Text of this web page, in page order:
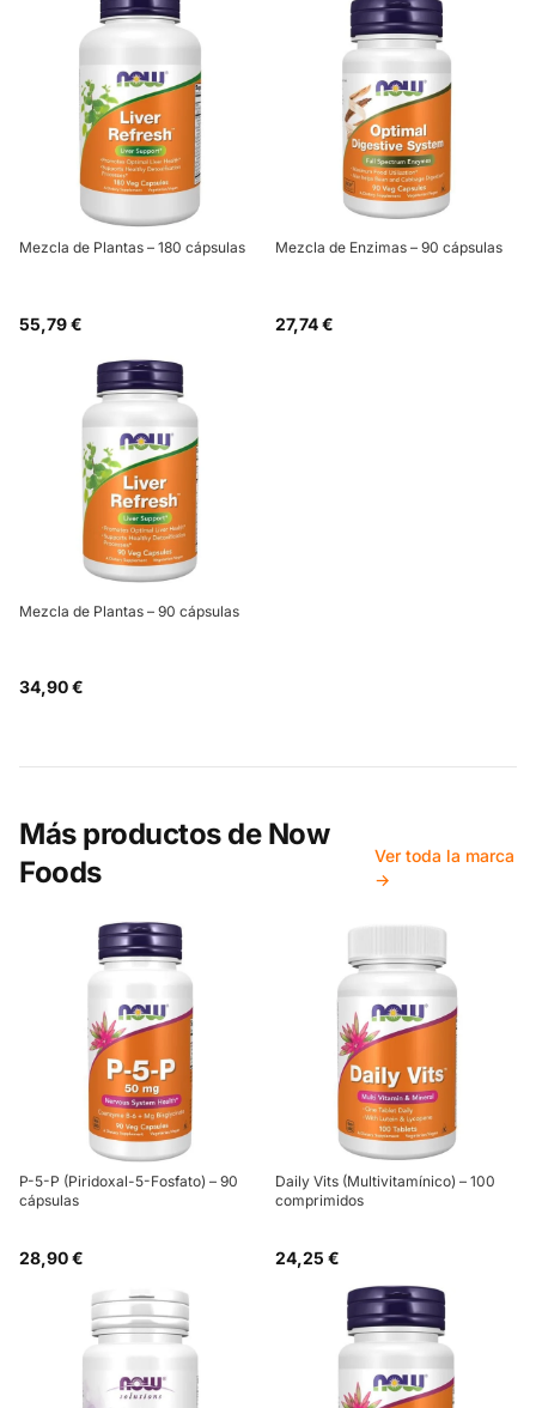
Mezcla de Plantas – 180 cápsulas
55,79 €
Mezcla de Enzimas – 90 cápsulas
27,74 €
Mezcla de Plantas – 90 cápsulas
34,90 €
Más productos de Now
Foods
Ver toda la marca
→
P-5-P (Piridoxal-5-Fosfato) – 90
cápsulas
28,90 €
Daily Vits (Multivitamínico) – 100
comprimidos
24,25 €